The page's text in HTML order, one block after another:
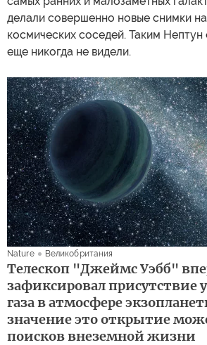
делали совершенно новые снимки
космических соседей. Таким
еще никогда не видели.
Nature Великобритания
Телескоп "Джеймс Уэбб"
зафиксировал присутствие
газа в атмосфере
значение это открытие
поисков внеземной жизни